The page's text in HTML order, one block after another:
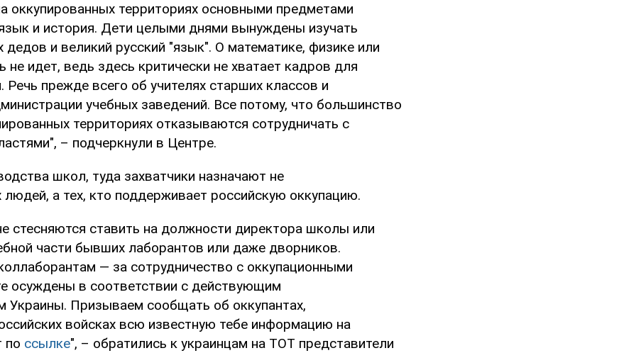
оккупированных территориях основными предметами
и история. Дети целыми днями вынуждены изучать
дедов и великий русский "язык". О математике, физике или
не идет, ведь здесь критически не хватает кадров для
Речь прежде всего об учителях старших классов и
учебных заведений. Все потому, что большинство
территориях отказываются сотрудничать с
– подчеркнули в Центре.
школ, туда захватчики назначают не
а тех, кто поддерживает российскую оккупацию.
стесняются ставить на должности директора школы или
части бывших лаборантов или даже дворников.
— за сотрудничество с оккупационными
осуждены в соответствии с действующим
Украины. Призываем сообщать об оккупантах,
войсках всю известную тебе информацию на
по ссылке", – обратились к украинцам на ТОТ представители